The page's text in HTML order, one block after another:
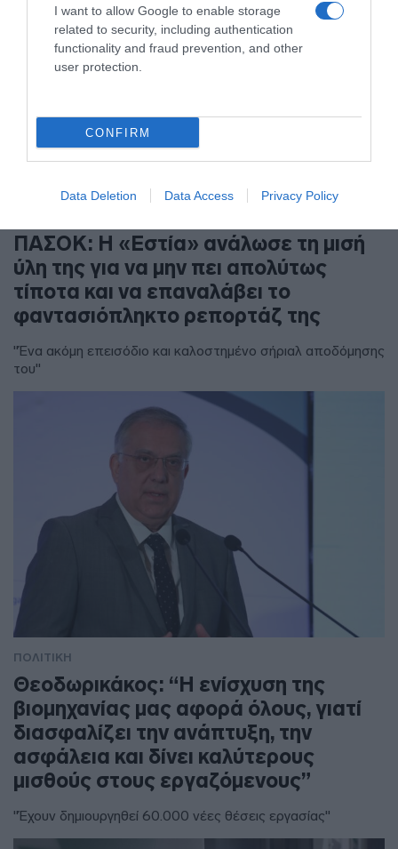
I want to allow Google to enable storage
related to security, including authentication
functionality and fraud prevention, and other
user protection.
CONFIRM
Data Deletion Data Access Privacy Policy
ΠΑΣΟΚ: Η «Εστία» ανάλωσε τη μισή
ύλη της για να μην πει απολύτως
τίποτα και να επαναλάβει το
φαντασιόπληκτο ρεπορτάζ της
"Ένα ακόμη επεισόδιο και καλοστημένο σήριαλ αποδόμησης
του"
ΠΟΛΙΤΙΚΗ
Θεοδωρικάκος: “Η ενίσχυση της
βιομηχανίας μας αφορά όλους, γιατί
διασφαλίζει την ανάπτυξη, την
ασφάλεια και δίνει καλύτερους
μισθούς στους εργαζόμενους”
"Έχουν δημιουργηθεί 60.000 νέες θέσεις εργασίας"